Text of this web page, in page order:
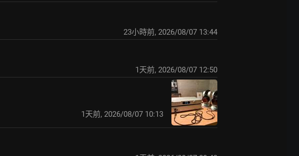
23小時前, 2026/08/07 13:44
1天前, 2026/08/07 12:50
1天前, 2026/08/07 10:13